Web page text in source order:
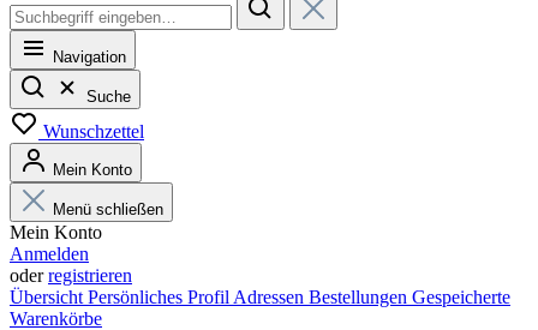
Navigation
Suche
Wunschzettel
Mein Konto
Menü schließen
Mein Konto
Anmelden
oderregistrieren
Übersicht Persönliches Profil Adressen Bestellungen Gespeicherte
Warenkörbe